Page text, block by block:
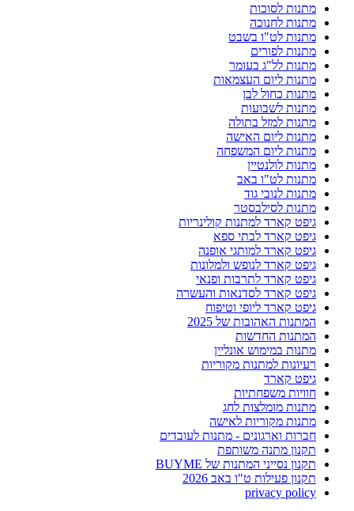
מתנות לסוכות
מתנות לחנוכה
מתנות לט"ו בשבט
מתנות לפורים
מתנות לל"ג בעומר
מתנות ליום העצמאות
מתנות כחול לבן
מתנות לשבועות
מתנות למזל בתולה
מתנות ליום האישה
מתנות ליום המשפחה
מתנות לולנטיין
מתנות לט"ו באב
מתנות לנובי גוד
מתנות לסילבסטר
גיפט קארד למתנות קולינריות
גיפט קארד לבתי ספא
גיפט קארד למותגי אופנה
גיפט קארד לנופש ולמלונות
גיפט קארד לתרבות ופנאי
גיפט קארד לסדנאות והעשרה
גיפט קארד ליופי וטיפוח
המתנות האהובות של 2025
המתנות החדשות
מתנות במימוש אונליין
רעיונות למתנות מקוריות
גיפט קארד
חוויות משפחתיות
מתנות מומלצות לחג
מתנות מקוריות לאישה
חברות וארגונים - מתנות לעובדים
תקנון מתנה משותפת
תקנון נסייני המתנות של BUYME
תקנון פעילות ט"ו באב 2026
privacy policy